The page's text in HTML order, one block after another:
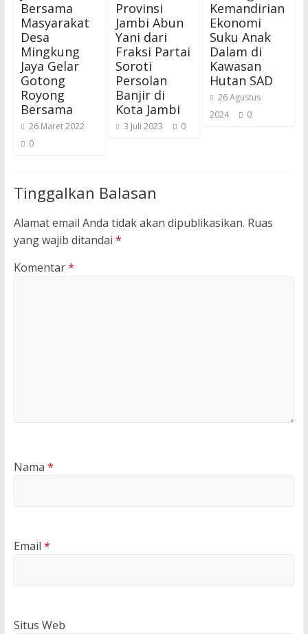
Bersama
Masyarakat
Desa
Mingkung
Jaya Gelar
Gotong
Royong
Bersama
26 Maret 2022
0
Provinsi
Jambi Abun
Yani dari
Fraksi Partai
Soroti
Persolan
Banjir di
Kota Jambi
3 Juli 2023 0
Kemandirian
Ekonomi
Suku Anak
Dalam di
Kawasan
Hutan SAD
26 Agustus
2024
0
Tinggalkan Balasan
Alamat email Anda tidak akan dipublikasikan. Ruas
yang wajib ditandai *
Komentar*
Nama *
Email *
Situs Web